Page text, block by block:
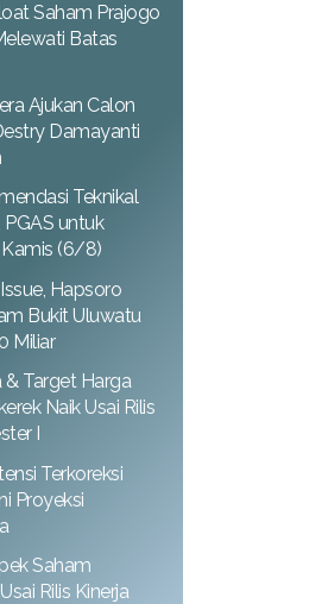
Saham Prajogo
Batas
Ajukan Calon
Damayanti
Teknikal
PGAS untuk
(6/8)
Hapsoro
Bukit Uluwatu
Miliar
& Target Harga
Naik Usai Rilis
I
Terkoreksi
Proyeksi
Saham
Rilis Kinerja